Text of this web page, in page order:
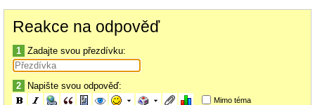
Reakce na odpověď
1 Zadajte svou přezdívku:
2 Napište svou odpověď:
Mimo téma